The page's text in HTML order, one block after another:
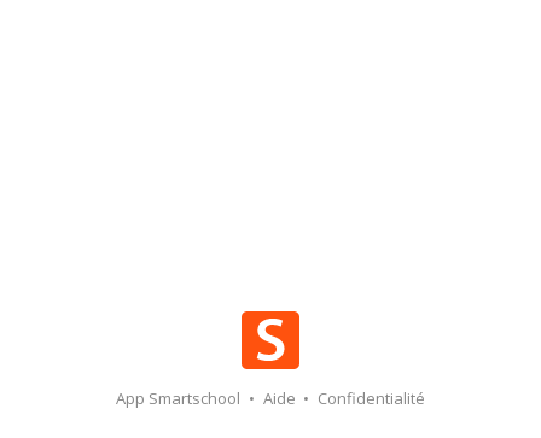
App Smartschool • Aide • Confidentialité